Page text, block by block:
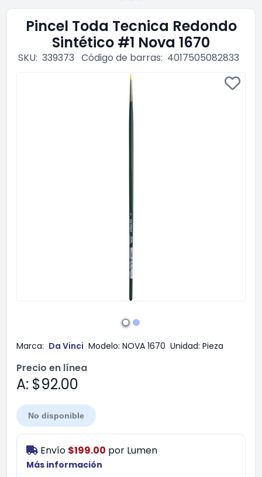
Pincel Toda Tecnica Redondo
Sintético #1 Nova 1670
SKU: 339373 Código de barras: 4017505082833
Marca: Da Vinci Modelo: NOVA 1670 Unidad: Pieza
Precio en línea
A: $92.00
No disponible
Envío $199.00 por Lumen
Más información